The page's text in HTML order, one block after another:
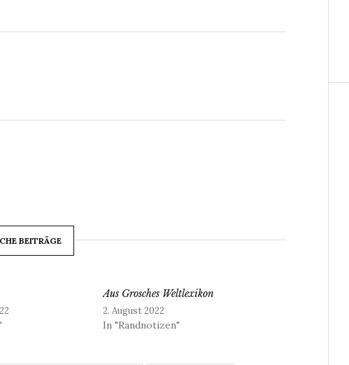
BEITRÄGE
Aus Grosches Weltlexikon
2. August 2022
In "Randnotizen"